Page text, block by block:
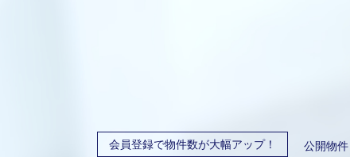
会員登録で物件数が大幅アップ！ 公開物件